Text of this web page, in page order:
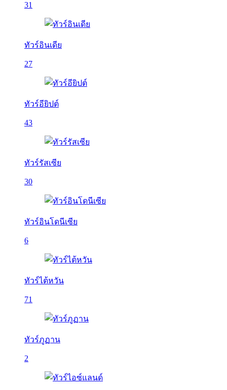
31
ทัวร์อินเดีย
27
ทัวร์อียิปต์
43
ทัวร์รัสเซีย
30
ทัวร์อินโดนีเซีย
6
ทัวร์ไต้หวัน
71
ทัวร์ภูฏาน
2